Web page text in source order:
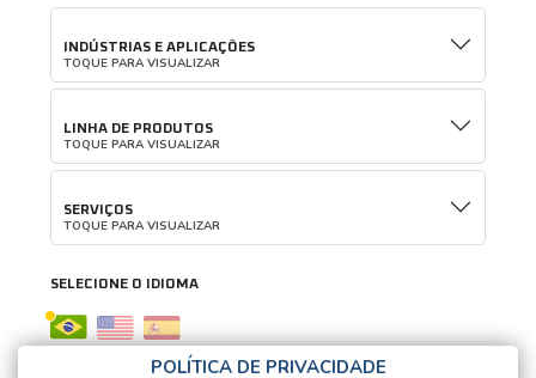
INDÚSTRIAS E APLICAÇÕES
TOQUE PARA VISUALIZAR
LINHA DE PRODUTOS
TOQUE PARA VISUALIZAR
SERVIÇOS
TOQUE PARA VISUALIZAR
SELECIONE O IDIOMA
POLÍTICA DE PRIVACIDADE